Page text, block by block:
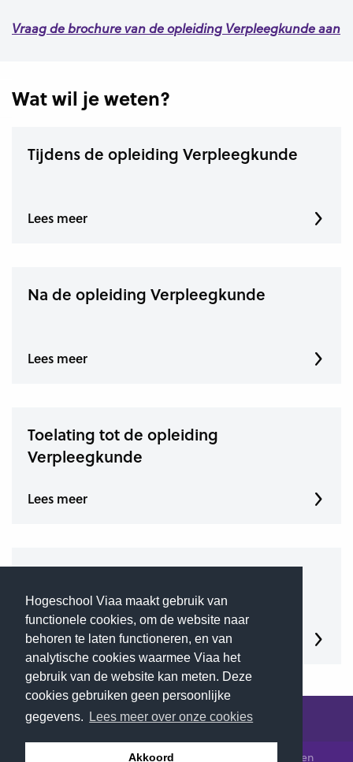
Hogeschool Viaa maakt gebruik van
functionele cookies, om de website naar
behoren te laten functioneren, en van
analytische cookies waarmee Viaa het
gebruik van de website kan meten. Deze
cookies gebruiken geen persoonlijke
gegevens.
Lees meer over onze cookies
Akkoord
Vraag de brochure van de opleiding Verpleegkundeaan
Wat wil je weten?
Tijdens de opleiding Verpleegkunde
Lees meer
Na de opleiding Verpleegkunde
Lees meer
Toelating tot de opleiding
Verpleegkunde
Lees meer
Heb je nog vragen over
Verpleegkunde?
Lees meer
© 2026 Hogeschool Viaa - Alle rechten voorbehouden